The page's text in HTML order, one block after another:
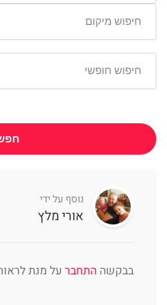
נוסף על ידי
אורי מלץ
בבקשה התחבר על מנת